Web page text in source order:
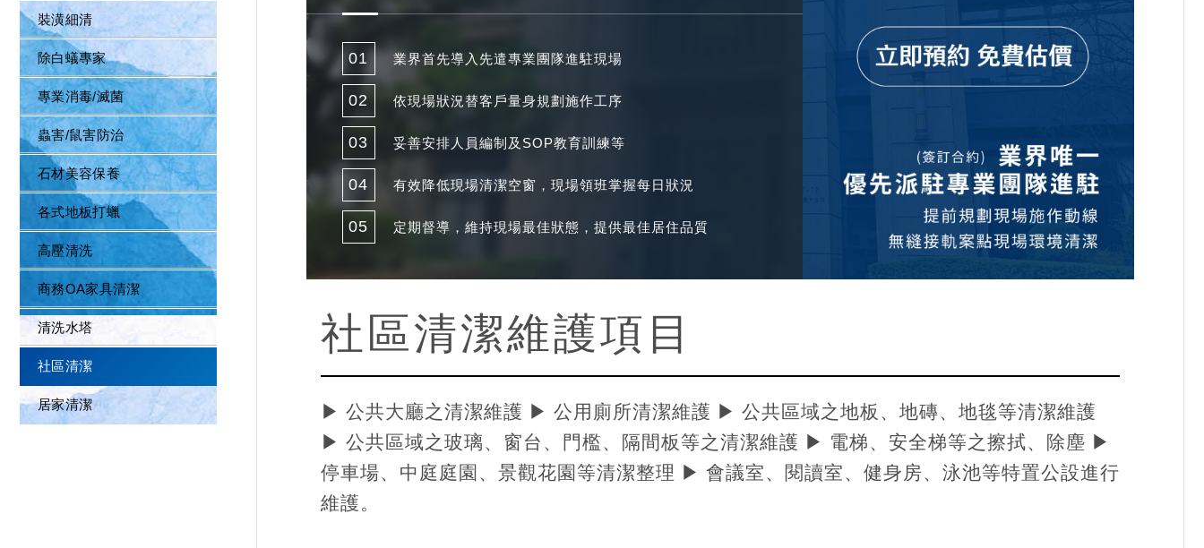
裝潢細清
除白蟻專家
專業消毒/滅菌
蟲害/鼠害防治
石材美容保養
各式地板打蠟
高壓清洗
商務OA家具清潔
清洗水塔
社區清潔
居家清潔
01 業界首先導入先遣專業團隊進駐現場
02 依現場狀況替客戶量身規劃施作工序
03 妥善安排人員編制及SOP教育訓練等
04 有效降低現場清潔空窗，現場領班掌握每日狀況
05 定期督導，維持現場最佳狀態，提供最佳居住品質
社區清潔維護項目
▶ 公共大廳之清潔維護 ▶ 公用廁所清潔維護 ▶ 公共區域之地板、地磚、地毯等清潔維護
▶ 公共區域之玻璃、窗台、門檻、隔間板等之清潔維護 ▶ 電梯、安全梯等之擦拭、除塵 ▶
停車場、中庭庭園、景觀花園等清潔整理 ▶ 會議室、閱讀室、健身房、泳池等特置公設進行
維護。